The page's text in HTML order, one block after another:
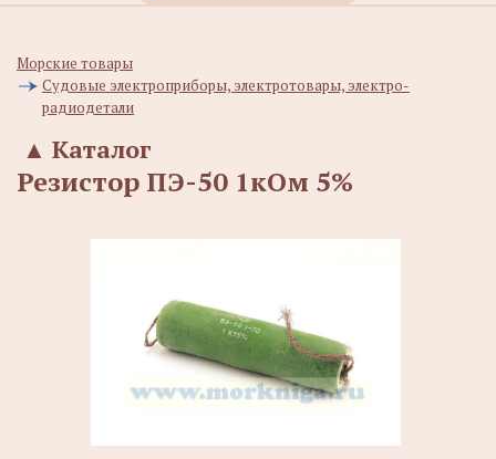
Морские товары
Судовые электроприборы, электротовары, электро-
радиодетали
Каталог
▲
Резистор ПЭ-50 1кОм 5%